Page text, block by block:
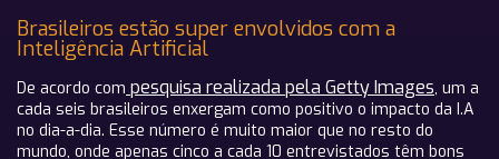
Brasileiros estão super envolvidos com a
Inteligência Artificial
De acordo com pesquisa realizada pela Getty Images, um a
cada seis brasileiros enxergam como positivo o impacto da I.A
no dia-a-dia. Esse número é muito maior que no resto do
mundo, onde apenas cinco a cada 10 entrevistados têm bons